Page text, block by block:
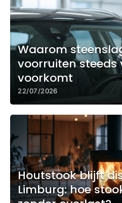
Waarom
voorruiten steeds
voorkomt
22/07/2026
Houtstook blijft
Limburg: hoe